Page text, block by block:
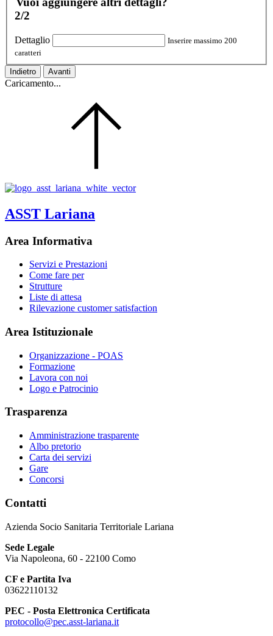
2/2
Dettaglio
Inserire massimo 200
caratteri
Indietro Avanti
Caricamento...
ASST Lariana
Area Informativa
Servizi e Prestazioni
Come fare per
Strutture
Liste di attesa
Rilevazione customer satisfaction
Area Istituzionale
Organizzazione - POAS
Formazione
Lavora con noi
Logo e Patrocinio
Trasparenza
Amministrazione trasparente
Albo pretorio
Carta dei servizi
Gare
Concorsi
Contatti
Azienda Socio Sanitaria Territoriale Lariana
Sede Legale
Via Napoleona, 60 - 22100 Como
CF e Partita Iva
03622110132
PEC - Posta Elettronica Certificata
protocollo@pec.asst-lariana.it